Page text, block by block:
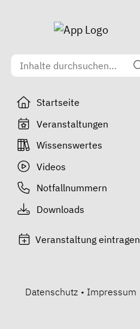
Startseite
Veranstaltungen
Wissenswertes
Videos
Notfallnummern
Downloads
Veranstaltung eintragen
Datenschutz • Impressum